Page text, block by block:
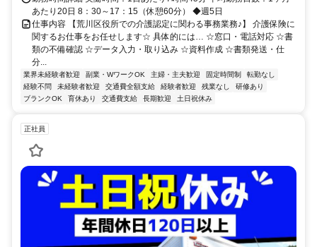
あたり20日 8：30～17：15（休憩60分） ◆週5日
仕事内容 【荒川区役所での介護認定に関わる事務業務♪】 介護保険に
関するお仕事をお任せします☆ 具体的には… ☆窓口・電話対応 ☆書
類の不備確認 ☆データ入力・取り込み ☆資料作成 ☆書類発送・仕
分...
業界未経験者歓迎 副業・WワークOK 主婦・主夫歓迎 固定時間制
転勤なし
経験不問
未経験者歓迎 交通費全額支給 経験者歓迎 残業なし
研修あり
ブランクOK
育休あり 交通費支給 長期歓迎 土日祝休み
正社員